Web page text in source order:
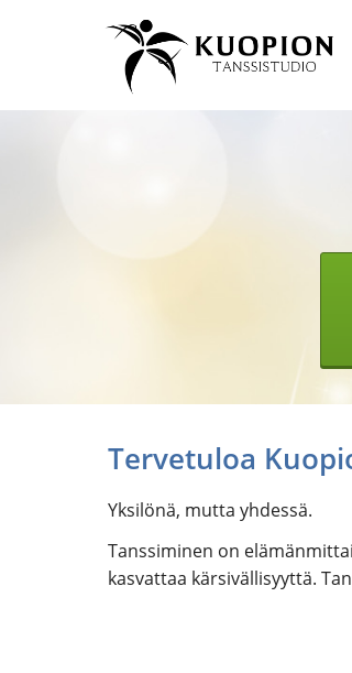
Tervetuloa
Yksilönä, mutta yhdessä.
Tanssiminen on
kasvattaa kärsivällisyyttä.